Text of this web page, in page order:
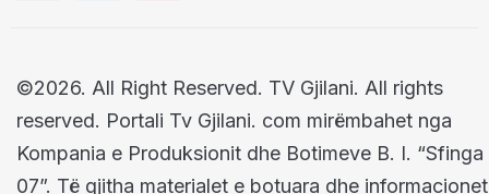
©2026. All Right Reserved. TV Gjilani. All rights
reserved. Portali Tv Gjilani. com mirëmbahet nga
Kompania e Produksionit dhe Botimeve B. I. “Sfinga
07”. Të gjitha materialet e botuara dhe informacionet